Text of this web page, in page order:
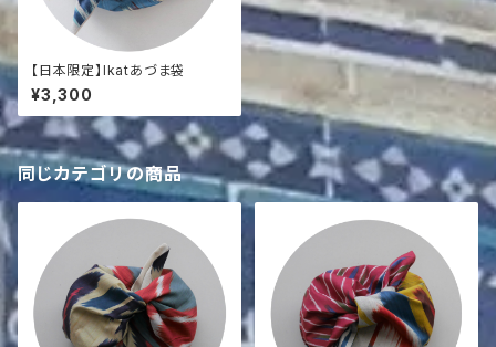
【日本限定】Ikatあづま袋
¥3,300
同じカテゴリの商品